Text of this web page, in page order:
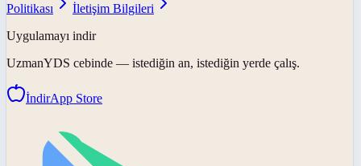
Politikası
İletişim Bilgileri
Uygulamayı indir
UzmanYDS cebinde — istediğin an, istediğin yerde çalış.
İndirApp Store